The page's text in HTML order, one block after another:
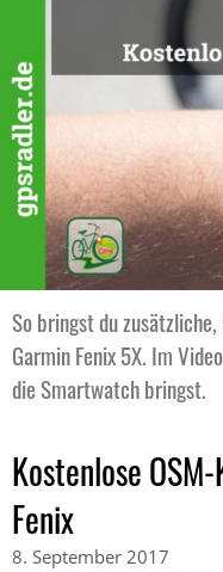
So bringst du
Garmin Fenix 5X. Im
die Smartwatch bringst.
Kostenlose
Fenix
8. September 2017